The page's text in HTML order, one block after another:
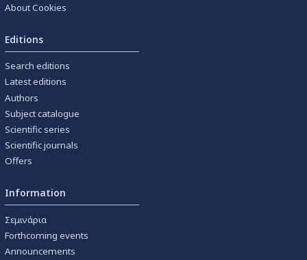
About Cookies
Editions
Search editions
Latest editions
Authors
Subject catalogue
Scientific series
Scientific journals
Offers
Information
Σεμινάρια
Forthcoming events
Announcements